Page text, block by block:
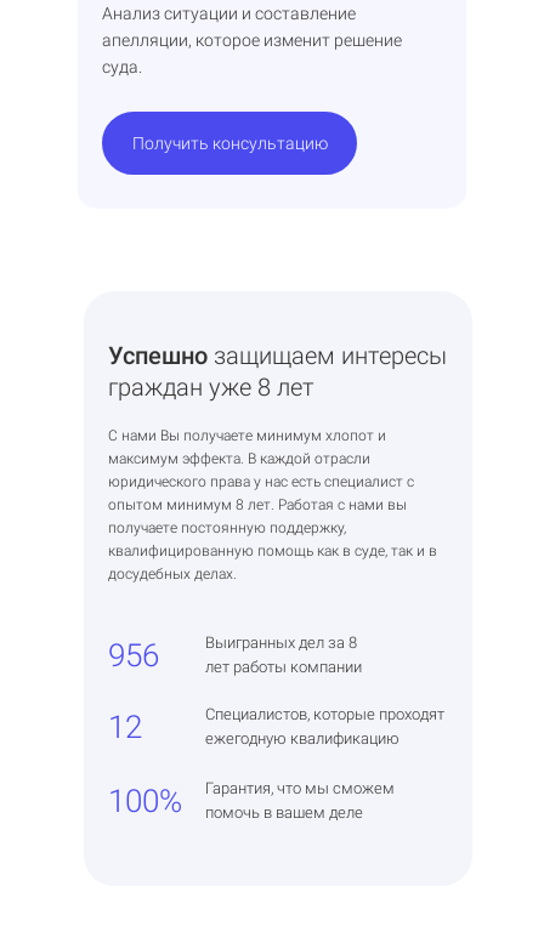
Анализ ситуации и составление
апелляции, которое изменит решение
суда.
Получить консультацию
Успешнозащищаем интересы
граждан уже 8 лет
С нами Вы получаете минимум хлопот и
максимум эффекта. В каждой отрасли
юридического права у нас есть специалист с
опытом минимум 8 лет. Работая с нами вы
получаете постоянную поддержку,
квалифицированную помощь как в суде, так и в
досудебных делах.
956
Выигранных дел за 8
лет работы компании
12
Специалистов, которые проходят
ежегодную квалификацию
100%
Гарантия, что мы сможем
помочь в вашем деле